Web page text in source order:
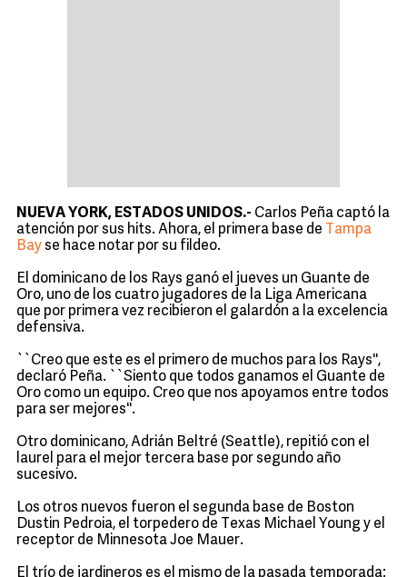
NUEVA YORK, ESTADOS UNIDOS.- Carlos Peña captó la
atención por sus hits. Ahora, el primera base de
Tampa
Bayse hace notar por su fildeo.
El dominicano de los Rays ganó el jueves un Guante de
Oro, uno de los cuatro jugadores de la Liga Americana
que por primera vez recibieron el galardón a la excelencia
defensiva.
``Creo que este es el primero de muchos para los Rays'',
declaró Peña. ``Siento que todos ganamos el Guante de
Oro como un equipo. Creo que nos apoyamos entre todos
para ser mejores''.
Otro dominicano, Adrián Beltré (Seattle), repitió con el
laurel para el mejor tercera base por segundo año
sucesivo.
Los otros nuevos fueron el segunda base de Boston
Dustin Pedroia, el torpedero de Texas Michael Young y el
receptor de Minnesota Joe Mauer.
El trío de jardineros es el mismo de la pasada temporada: